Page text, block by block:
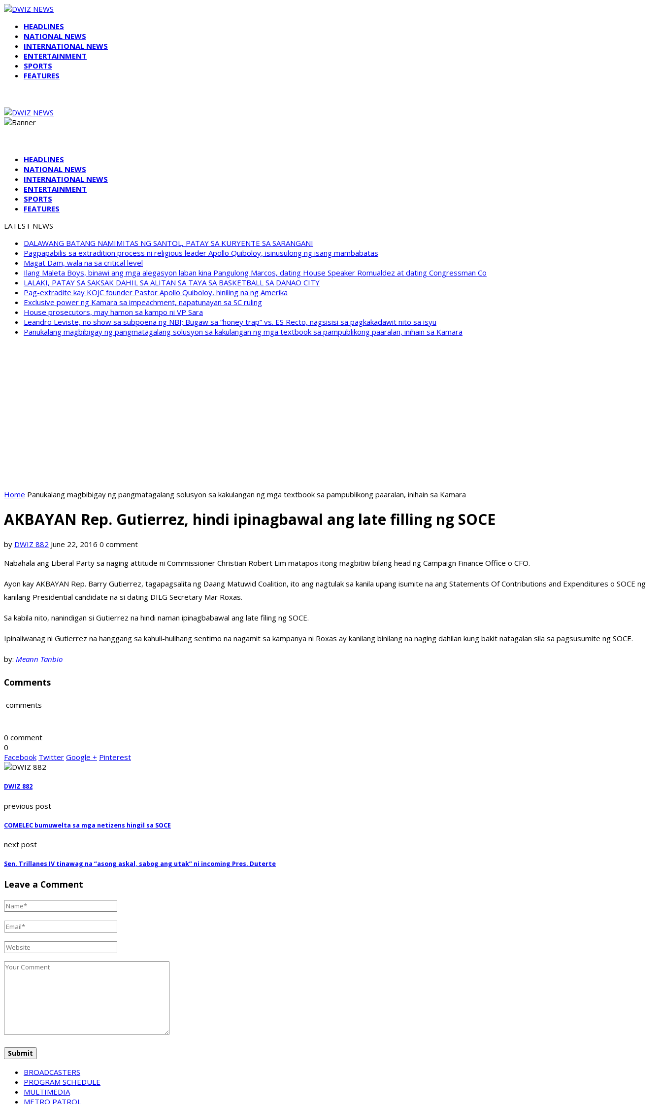
HEADLINES
NATIONAL NEWS
INTERNATIONAL NEWS
ENTERTAINMENT
SPORTS
FEATURES
HEADLINES
NATIONAL NEWS
INTERNATIONAL NEWS
ENTERTAINMENT
SPORTS
FEATURES
LATEST NEWS
DALAWANG BATANG NAMIMITAS NG SANTOL, PATAY SA KURYENTE SA SARANGANI
Pagpapabilis sa extradition process ni religious leader Apollo Quiboloy, isinusulong ng isang mambabatas
Magat Dam, wala na sa critical level
Ilang Maleta Boys, binawi ang mga alegasyon laban kina Pangulong Marcos, dating House Speaker Romualdez at dating Congressman Co
LALAKI, PATAY SA SAKSAK DAHIL SA ALITAN SA TAYA SA BASKETBALL SA DANAO CITY
Pag-extradite kay KOJC founder Pastor Apollo Quiboloy, hiniling na ng Amerika
Exclusive power ng Kamara sa impeachment, napatunayan sa SC ruling
House prosecutors, may hamon sa kampo ni VP Sara
Leandro Leviste, no show sa subpoena ng NBI; Bugaw sa “honey trap” vs. ES Recto, nagsisisi sa pagkakadawit nito sa isyu
Panukalang magbibigay ng pangmatagalang solusyon sa kakulangan ng mga textbook sa pampublikong paaralan, inihain sa Kamara
Home Panukalang magbibigay ng pangmatagalang solusyon sa kakulangan ng mga textbook sa pampublikong paaralan, inihain sa Kamara
AKBAYAN Rep. Gutierrez, hindi ipinagbawal ang late filling ng SOCE
by DWIZ 882 June 22, 2016 0 comment
Nabahala ang Liberal Party sa naging attitude ni Commissioner Christian Robert Lim matapos itong magbitiw bilang head ng Campaign Finance Office o CFO.
Ayon kay AKBAYAN Rep. Barry Gutierrez, tagapagsalita ng Daang Matuwid Coalition, ito ang nagtulak sa kanila upang isumite na ang Statements Of Contributions and Expenditures o SOCE ng
kanilang Presidential candidate na si dating DILG Secretary Mar Roxas.
Sa kabila nito, nanindigan si Gutierrez na hindi naman ipinagbabawal ang late filing ng SOCE.
Ipinaliwanag ni Gutierrez na hanggang sa kahuli-hulihang sentimo na nagamit sa kampanya ni Roxas ay kanilang binilang na naging dahilan kung bakit natagalan sila sa pagsusumite ng SOCE.
by: Meann Tanbio
Comments
comments
0 comment
0
Facebook Twitter Google + Pinterest
DWIZ 882
previous post
COMELEC bumuwelta sa mga netizens hingil sa SOCE
next post
Sen. Trillanes IV tinawag na “asong askal, sabog ang utak” ni incoming Pres. Duterte
Leave a Comment
BROADCASTERS
PROGRAM SCHEDULE
MULTIMEDIA
METRO PATROL